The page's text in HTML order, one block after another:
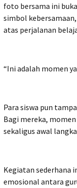
foto bersama ini
simbol
atas perjalanan
“Ini adalah momen
Para siswa pun
Bagi mereka,
sekaligus awal
Kegiatan sederhana
emosional antara